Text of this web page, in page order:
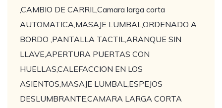
,CAMBIO DE CARRIL,Camara larga corta
AUTOMATICA,MASAJE LUMBAL,ORDENADO A
BORDO ,PANTALLA TACTIL,ARANQUE SIN
LLAVE,APERTURA PUERTAS CON
HUELLAS,CALEFACCION EN LOS
ASIENTOS,MASAJE LUMBAL,ESPEJOS
DESLUMBRANTE,CAMARA LARGA CORTA